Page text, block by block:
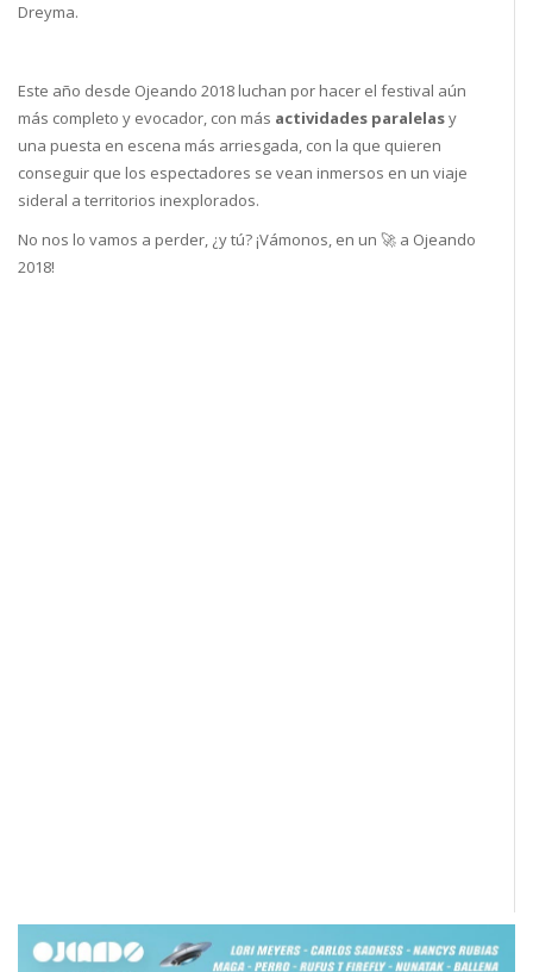
Dreyma.
Este año desde Ojeando 2018 luchan por hacer el festival aún
más completo y evocador, con más actividades paralelasy
una puesta en escena más arriesgada, con la que quieren
conseguir que los espectadores se vean inmersos en un viaje
sideral a territorios inexplorados.
No nos lo vamos a perder, ¿y tú? ¡Vámonos, en un 🚀 a Ojeando
2018!